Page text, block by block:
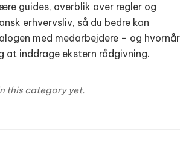
guides, overblik over regler og
erhvervsliv, så du bedre kan
med medarbejdere – og hvornår
at inddrage ekstern rådgivning.
this category yet.